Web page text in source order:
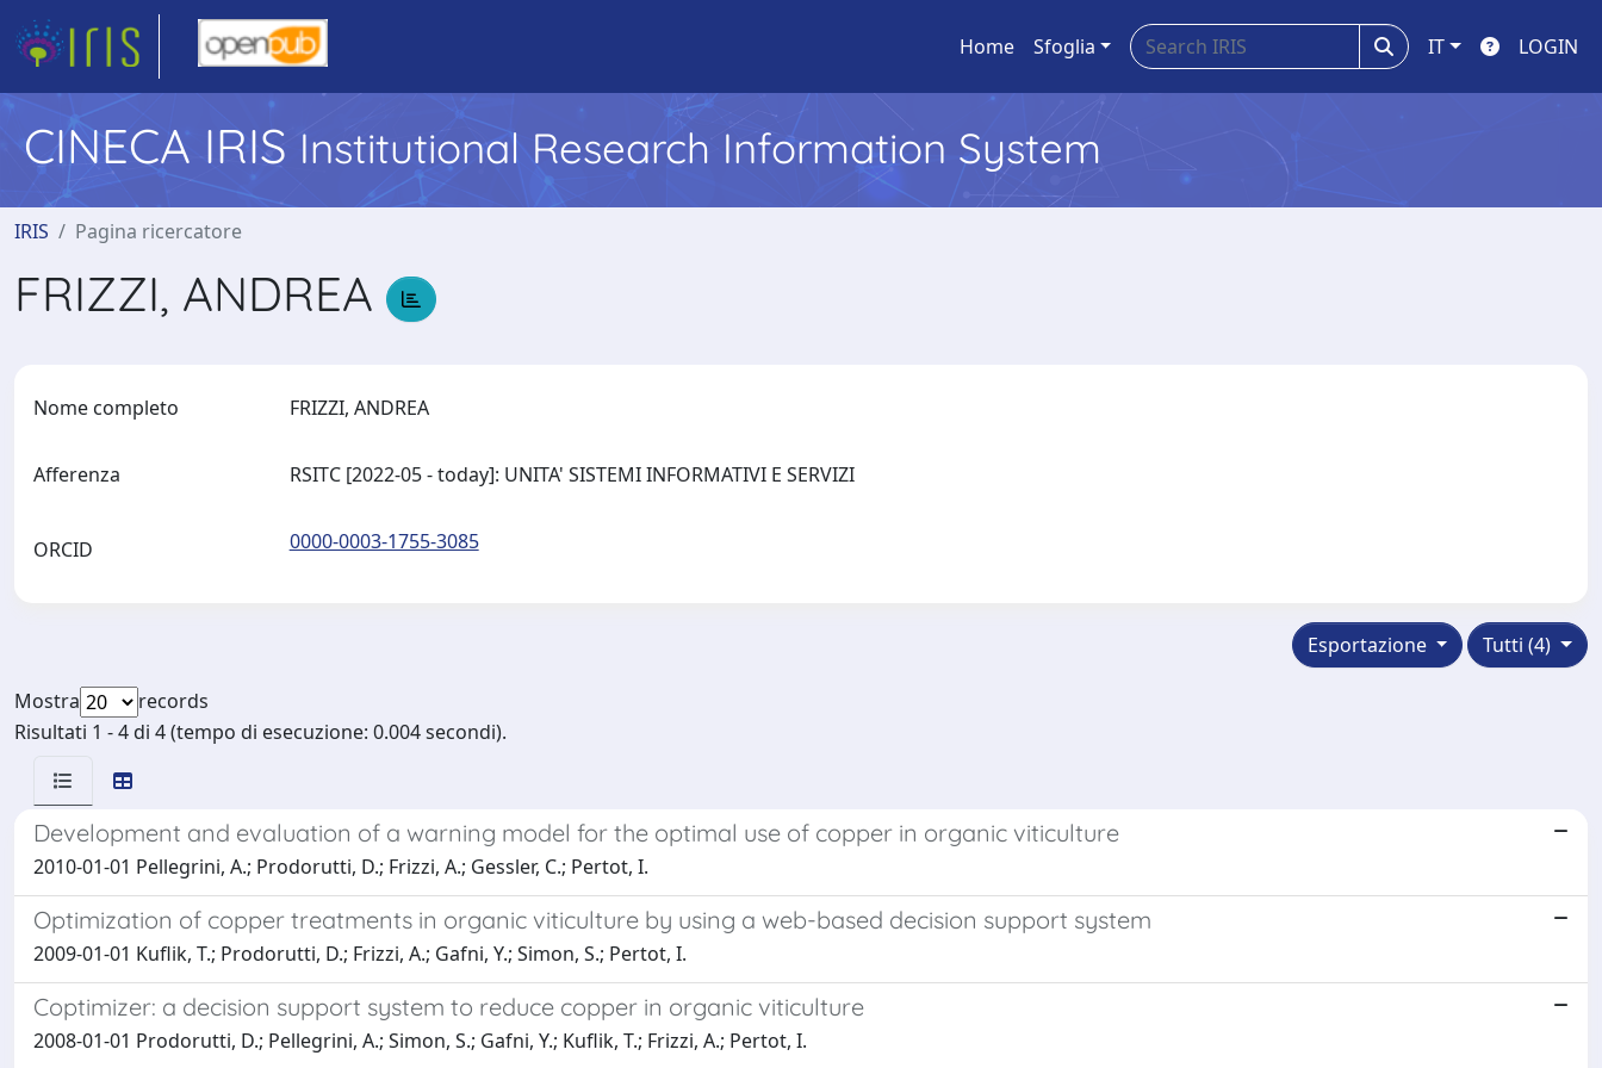
Home Sfoglia IT LOGIN
CINECA IRIS Institutional Research Information System
IRIS Pagina ricercatore
FRIZZI, ANDREA
Nome completo FRIZZI, ANDREA
Afferenza RSITC [2022-05 - today]: UNITA' SISTEMI INFORMATIVI E SERVIZI
ORCID 0000-0003-1755-3085
Tutti (4)
Esportazione
Mostra
records
Risultati 1 - 4 di 4 (tempo di esecuzione: 0.004 secondi).
Development and evaluation of a warning model for the optimal use of copper in organic viticulture
2010-01-01 Pellegrini, A.; Prodorutti, D.; Frizzi, A.; Gessler, C.; Pertot, I.
Optimization of copper treatments in organic viticulture by using a web-based decision support system
2009-01-01 Kuflik, T.; Prodorutti, D.; Frizzi, A.; Gafni, Y.; Simon, S.; Pertot, I.
Coptimizer: a decision support system to reduce copper in organic viticulture
2008-01-01 Prodorutti, D.; Pellegrini, A.; Simon, S.; Gafni, Y.; Kuflik, T.; Frizzi, A.; Pertot, I.